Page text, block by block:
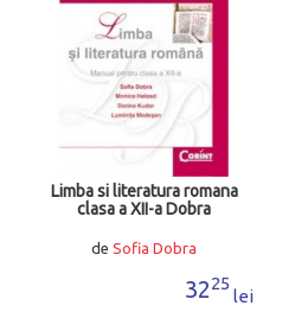
Limba si literatura romana
clasa a XII-a Dobra
de Sofia Dobra
3225
lei